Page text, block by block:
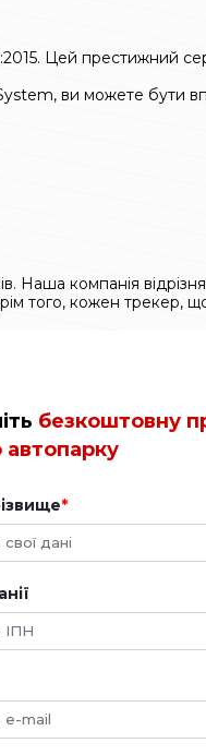
Цей престижний
ви можете бути
компанія
того, кожен трекер,
безкоштовну